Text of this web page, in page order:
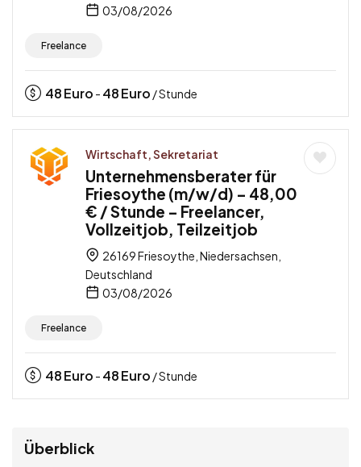
03/08/2026
Freelance
48Euro - 48Euro / Stunde
Wirtschaft, Sekretariat
Unternehmensberater für
Friesoythe (m/w/d) – 48,00
€ / Stunde – Freelancer,
Vollzeitjob, Teilzeitjob
26169 Friesoythe, Niedersachsen,
Deutschland
03/08/2026
Freelance
48Euro - 48Euro / Stunde
Überblick